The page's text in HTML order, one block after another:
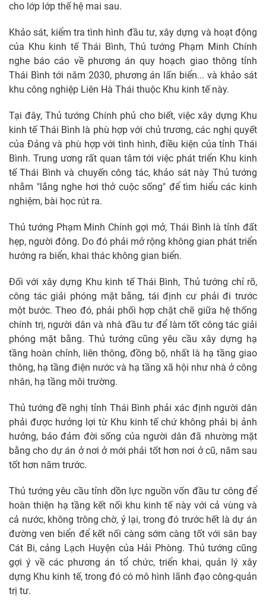
cho lớp lớp thế hệ mai sau.
Khảo sát, kiểm tra tình hình đầu tư, xây dựng và hoạt động
của Khu kinh tế Thái Bình, Thủ tướng Phạm Minh Chính
nghe báo cáo về phương án quy hoạch giao thông tỉnh
Thái Bình tới năm 2030, phương án lấn biển... và khảo sát
khu công nghiệp Liên Hà Thái thuộc Khu kinh tế này.
Tại đây, Thủ tướng Chính phủ cho biết, việc xây dựng Khu
kinh tế Thái Bình là phù hợp với chủ trương, các nghị quyết
của Đảng và phù hợp với tình hình, điều kiện của tỉnh Thái
Bình. Trung ương rất quan tâm tới việc phát triển Khu kinh
tế Thái Bình và chuyến công tác, khảo sát này Thủ tướng
nhằm "lắng nghe hơi thở cuộc sống" để tìm hiểu các kinh
nghiệm, bài học rút ra.
Thủ tướng Phạm Minh Chính gợi mở, Thái Bình là tỉnh đất
hẹp, người đông. Do đó phải mở rộng không gian phát triển
hướng ra biển, khai thác không gian biển.
Đối với xây dựng Khu kinh tế Thái Bình, Thủ tướng chỉ rõ,
công tác giải phóng mặt bằng, tái định cư phải đi trước
một bước. Theo đó, phải phối hợp chặt chẽ giữa hệ thống
chính trị, người dân và nhà đầu tư để làm tốt công tác giải
phóng mặt bằng. Thủ tướng cũng yêu cầu xây dựng hạ
tầng hoàn chỉnh, liên thông, đồng bộ, nhất là hạ tầng giao
thông, hạ tầng điện nước và hạ tầng xã hội như nhà ở công
nhân, hạ tầng môi trường.
Thủ tướng đề nghị tỉnh Thái Bình phải xác định người dân
phải được hưởng lợi từ Khu kinh tế chứ không phải bị ảnh
hưởng, bảo đảm đời sống của người dân đã nhường mặt
bằng cho dự án ở nơi ở mới phải tốt hơn nơi ở cũ, năm sau
tốt hơn năm trước.
Thủ tướng yêu cầu tỉnh dồn lực nguồn vốn đầu tư công để
hoàn thiện hạ tầng kết nối khu kinh tế này với cả vùng và
cả nước, không trông chờ, ỷ lại, trong đó trước hết là dự án
đường ven biển để kết nối càng sớm càng tốt với sân bay
Cát Bi, cảng Lạch Huyện của Hải Phòng. Thủ tướng cũng
gợi ý về các phương án tổ chức, triển khai, quản lý xây
dựng Khu kinh tế, trong đó có mô hình lãnh đạo công-quản
trị tư.